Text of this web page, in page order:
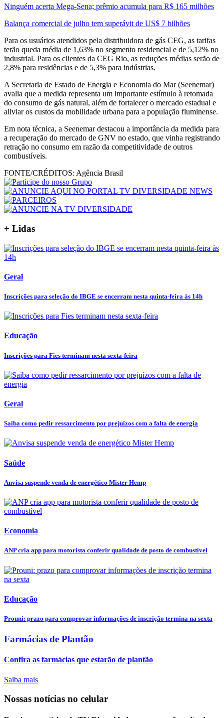
Ninguém acerta Mega-Sena; prêmio acumula para R$ 165 milhões
Balança comercial de julho tem superávit de US$ 7 bilhões
Para os usuários atendidos pela distribuidora de gás CEG, as tarifas
terão queda média de 1,63% no segmento residencial e de 5,12% no
industrial. Para os clientes da CEG Rio, as reduções médias serão de
2,8% para residências e de 5,3% para indústrias.
A Secretaria de Estado de Energia e Economia do Mar (Seenemar)
avalia que a medida representa um importante estímulo à retomada
do consumo de gás natural, além de fortalecer o mercado estadual e
aliviar os custos da mobilidade urbana para a população fluminense.
Em nota técnica, a Seenemar destacou a importância da medida para
a recuperação do mercado de GNV no estado, que vinha registrando
retração no consumo em razão da competitividade de outros
combustíveis.
FONTE/CRÉDITOS: Agência Brasil
+ Lidas
Geral
Inscrições para seleção do IBGE se encerram nesta quinta-feira às 14h
Educação
Inscrições para Fies terminam nesta sexta-feira
Geral
Saiba como pedir ressarcimento por prejuízos com a falta de energia
Saúde
Anvisa suspende venda de energético Mister Hemp
Economia
ANP cria app para motorista conferir qualidade de posto de combustível
Educação
Prouni: prazo para comprovar informações de inscrição termina na sexta
Farmácias de Plantão
Confira as farmácias que estarão de plantão
Saiba mais
Nossas notícias no celular